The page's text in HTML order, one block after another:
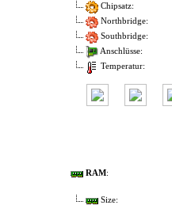
Chipsatz:
Northbridge:
Southbridge:
Anschlüsse:
Temperatur:
RAM:
Size: